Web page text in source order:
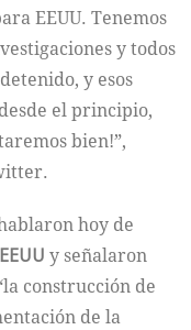
EEUU. Tenemos
y todos
y esos
el principio,
bien!”,
hoy de
y señalaron
construcción de
de la